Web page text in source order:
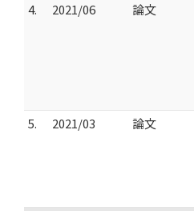
4.
2021/06 論文
5.
2021/03 論文